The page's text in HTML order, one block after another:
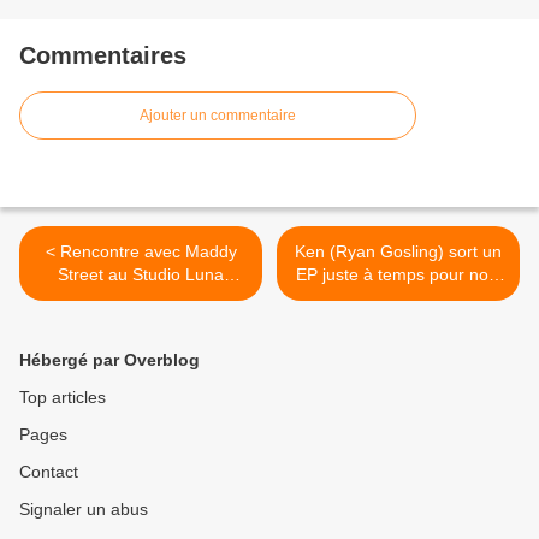
Commentaires
Ajouter un commentaire
< Rencontre avec Maddy
Street au Studio Luna
Rossa à l’occasion de la
Ken (Ryan Gosling) sort un
EP juste à temps pour noël
! >
Hébergé par Overblog
Top articles
Pages
Contact
Signaler un abus